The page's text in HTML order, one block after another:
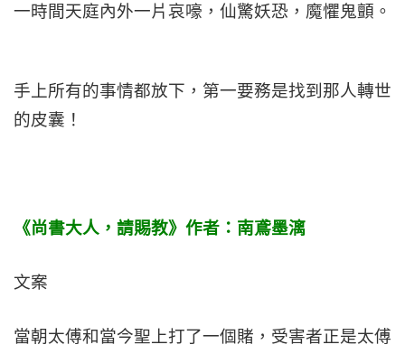
一時間天庭內外一片哀嚎，仙驚妖恐，魔懼鬼顫。
手上所有的事情都放下，第一要務是找到那人轉世
的皮囊！
《尚書大人，請賜教》作者：南鳶墨漓
文案
當朝太傅和當今聖上打了一個賭，受害者正是太傅